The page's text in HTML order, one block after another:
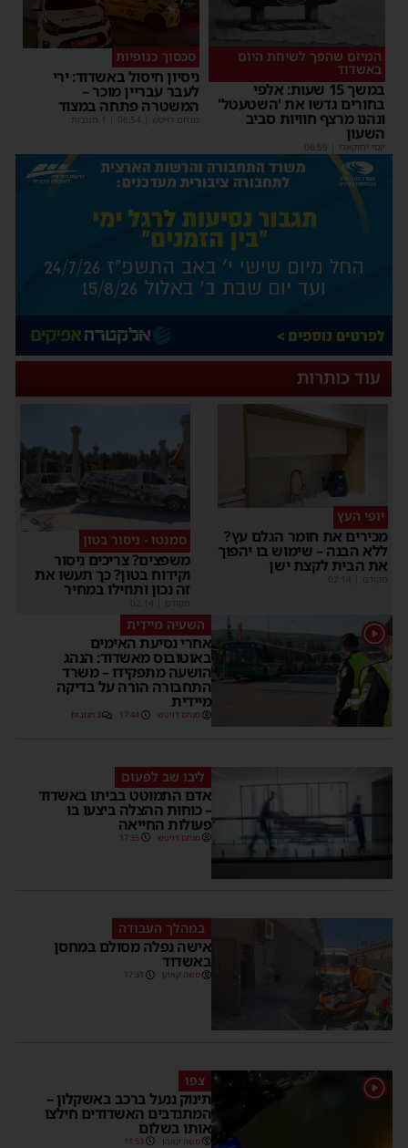
המיזם שהפך לשיחת היום
באשדוד
במשך 15 שעות: אלפי
בחורים גדשו את 'השטעטל'
ונהנו מרצף חוויות סביב
השעון
יוסי יחזקאלי 06:59
סכסוך כנופיות
ניסיון חיסול באשדוד: ירי
לעבר עבריין מוכר –
המשטרה פתחה במצוד
מנחם דויטש 06:54
עוד כותרות
יופי העץ
מכירים את חומר הגלם עץ?
ללא הבנה – שימוש בו יהפוך
את הבית לקצת ישן
מקודם
סמנטו - ניסור בטון
משפצים? צריכים ניסור
וקידוח בטון? כך תעשו את
זה נכון ותוזילו במחיר
מקודם
1 השעיה מיידית
אחרי נסיעת האימים
באוטובוס מאשדוד: הנהג
הושעה מתפקידו – משרד
התחבורה הורה על בדיקה
מיידית
מנחם דויטש 17:44 3 תגובות
ליבו שב לפעום
אדם התמוטט בביתו באשדוד
– כוחות ההצלה ביצעו בו
פעולות החייאה
מנחם דויטש 17:35
במהלך העבודה
אישה נפלה מסולם במחסן
באשדוד
משה קאהן 17:31
1 צפו
תינוק ננעל ברכב באשקלון –
המתנדבים האשדודים חילצו
אותו בשלום
משה קאהן 11:53